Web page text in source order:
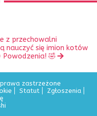
z przechowalni
nauczyć się imion kotów
Powodzenia! 🤣
zastrzeżone
Statut
Zgłoszenia